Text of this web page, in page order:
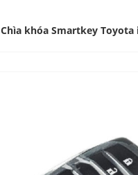
Chìa khóa Smartkey Toyota